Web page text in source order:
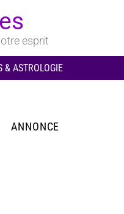
esprit
& ASTROLOGIE
ANNONCE